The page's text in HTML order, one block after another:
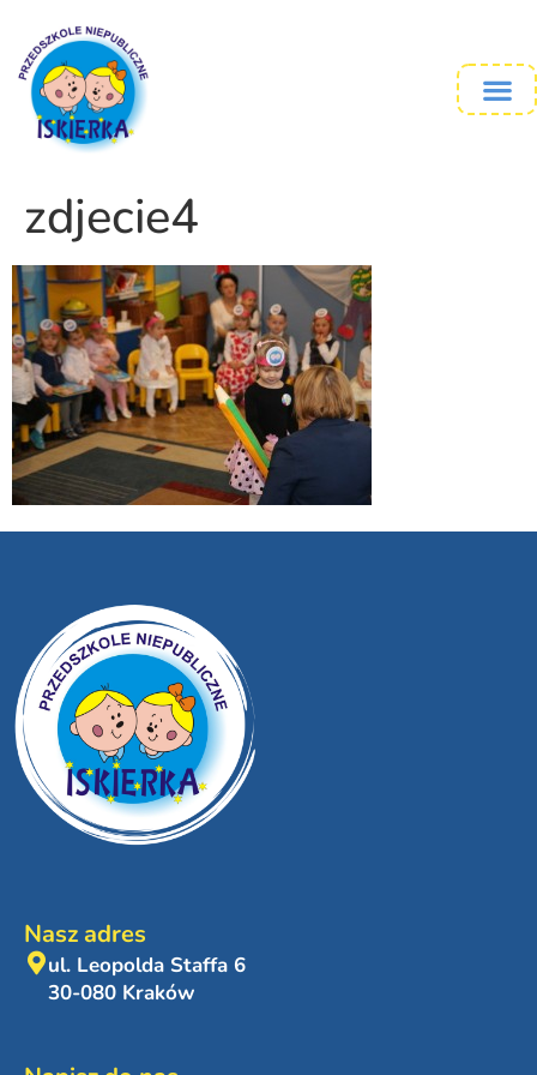
zdjecie4
Nasz adres
ul. Leopolda Staffa 6
30-080 Kraków